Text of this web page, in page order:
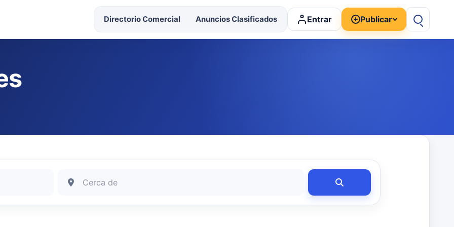
Directorio Comercial Anuncios Clasificados Entrar Publicar
Buscar